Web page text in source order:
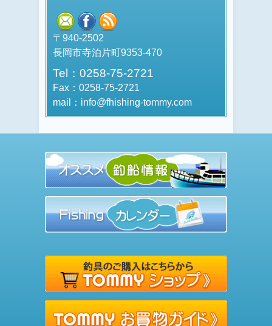
mail facebook
〒940-2502
長岡市寺泊片町9353-470
Tel：0258-75-2721
Fax：0258-75-2721
mail：info@fhishing-tommy.com